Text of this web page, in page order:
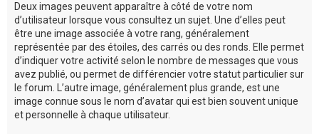
Deux images peuvent apparaître à côté de votre nom
d’utilisateur lorsque vous consultez un sujet. Une d’elles peut
être une image associée à votre rang, généralement
représentée par des étoiles, des carrés ou des ronds. Elle permet
d’indiquer votre activité selon le nombre de messages que vous
avez publié, ou permet de différencier votre statut particulier sur
le forum. L’autre image, généralement plus grande, est une
image connue sous le nom d’avatar qui est bien souvent unique
et personnelle à chaque utilisateur.